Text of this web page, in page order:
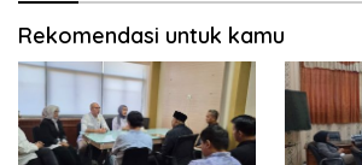
Rekomendasi untuk kamu